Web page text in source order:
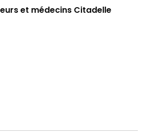
et médecins Citadelle